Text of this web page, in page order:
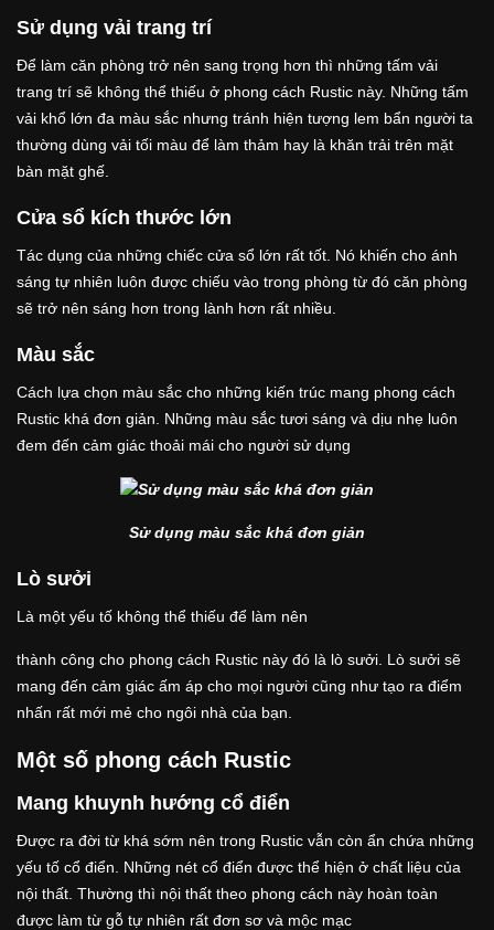
Sử dụng vải trang trí
Để làm căn phòng trở nên sang trọng hơn thì những tấm vải
trang trí sẽ không thể thiếu ở phong cách Rustic này. Những tấm
vải khổ lớn đa màu sắc nhưng tránh hiện tượng lem bẩn người ta
thường dùng vải tối màu để làm thảm hay là khăn trải trên mặt
bàn mặt ghế.
Cửa sổ kích thước lớn
Tác dụng của những chiếc cửa sổ lớn rất tốt. Nó khiến cho ánh
sáng tự nhiên luôn được chiếu vào trong phòng từ đó căn phòng
sẽ trở nên sáng hơn trong lành hơn rất nhiều.
Màu sắc
Cách lựa chọn màu sắc cho những kiến trúc mang phong cách
Rustic khá đơn giản. Những màu sắc tươi sáng và dịu nhẹ luôn
đem đến cảm giác thoải mái cho người sử dụng
Sử dụng màu sắc khá đơn giản
Lò sưởi
Là một yếu tố không thể thiếu để làm nên
thành công cho phong cách Rustic này đó là lò sưởi. Lò sưởi sẽ
mang đến cảm giác ấm áp cho mọi người cũng như tạo ra điểm
nhấn rất mới mẻ cho ngôi nhà của bạn.
Một số phong cách Rustic
Mang khuynh hướng cổ điển
Được ra đời từ khá sớm nên trong Rustic vẫn còn ẩn chứa những
yếu tố cổ điển. Những nét cổ điển được thể hiện ở chất liệu của
nội thất. Thường thì nội thất theo phong cách này hoàn toàn
được làm từ gỗ tự nhiên rất đơn sơ và mộc mạc